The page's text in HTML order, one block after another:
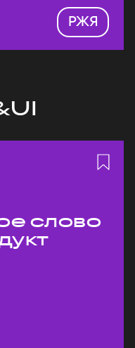
РЖЯ
слово